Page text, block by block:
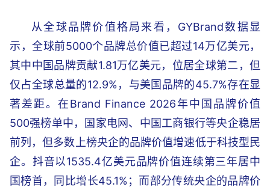
从全球品牌价值格局来看，GYBrand数据显
示，全球前5000个品牌总价值已超过14万亿美元，
其中中国品牌贡献1.81万亿美元，位居全球第二，但
仅占全球总量的12.9%，与美国品牌的45.7%存在显
著差距。在Brand Finance 2026年中国品牌价值
500强榜单中，国家电网、中国工商银行等央企稳居
前列，但多数上榜央企的品牌价值增速低于科技型民
企。抖音以1535.4亿美元品牌价值连续第三年居中
国榜首，同比增长45.1%；而部分传统央企的品牌价